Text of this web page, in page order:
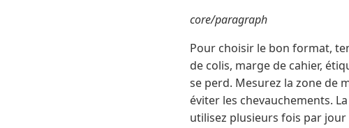
core/paragraph
Pour choisir le bon format,
de colis, marge de cahier,
se perd. Mesurez la zone de
éviter les chevauchements.
utilisez plusieurs fois par